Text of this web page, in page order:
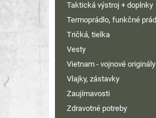
Taktická výstroj + doplnky
Termoprádlo, funkčné
Tričká, tielka
Vesty
Vietnam - vojnové originály
Vlajky, zástavky
Zaujímavosti
Zdravotné potreby